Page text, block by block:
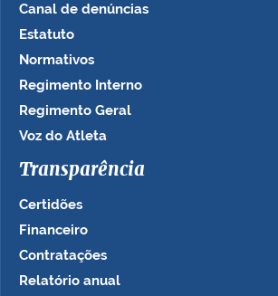
Canal de denúncias
Estatuto
Normativos
Regimento Interno
Regimento Geral
Voz do Atleta
Transparência
Certidões
Financeiro
Contratações
Relatório anual